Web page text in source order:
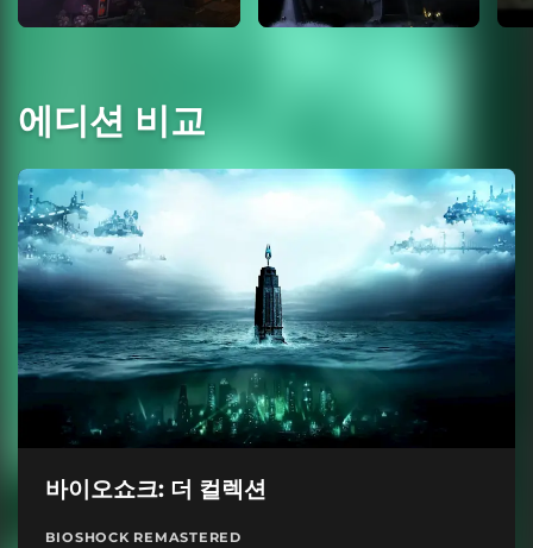
에디션 비교
바이오쇼크: 더 컬렉션
BIOSHOCK REMASTERED